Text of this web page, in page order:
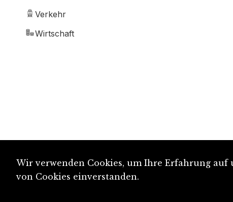
Verkehr
Wirtschaft
Wir verwenden Cookies, um Ihre Erfahrung auf
von Cookies einverstanden.